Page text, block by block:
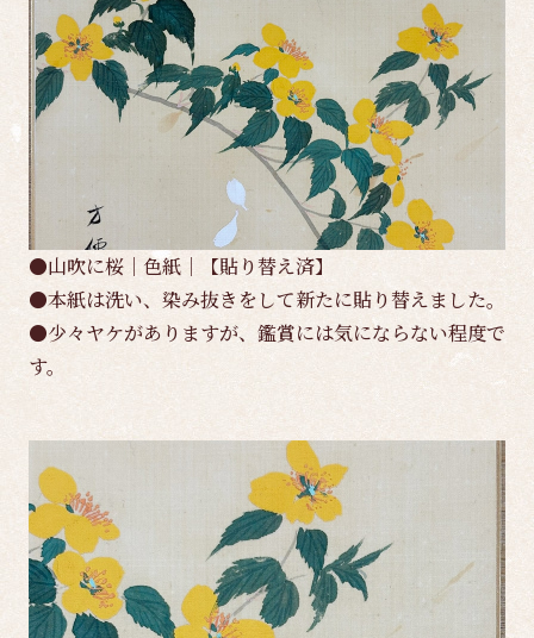
●山吹に桜｜色紙｜【貼り替え済】
●本紙は洗い、染み抜きをして新たに貼り替えました。
●少々ヤケがありますが、鑑賞には気にならない程度で
す。